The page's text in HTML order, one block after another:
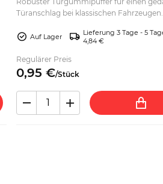
Türanschlag bei klassischen Fahrzeugen.
passend auswählen.
Auf Lager
Lieferung 3 Tage - 5
4,84 €
Regulärer Preis
0,95 €/Stück